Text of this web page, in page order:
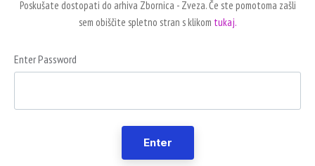
Poskušate dostopati do arhiva Zbornica - Zveza. Če ste pomotoma zašli
sem obiščite spletno stran s klikom tukaj.
Enter Password
Enter